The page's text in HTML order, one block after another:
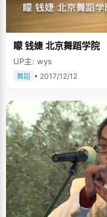
矇 钱婕 北京舞蹈学院
UP主: wys
舞蹈 • 2017/12/12